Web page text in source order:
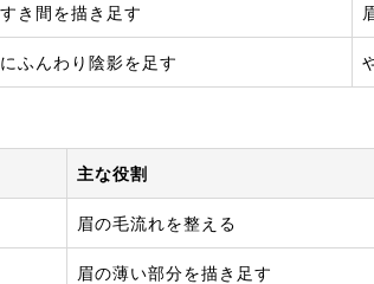
き間を描き足す
ふんわり陰影を足す
主な役割
眉の毛流れを整える
眉の薄い部分を描き足す